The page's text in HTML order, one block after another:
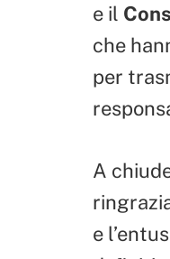
e il
che
per
A
e